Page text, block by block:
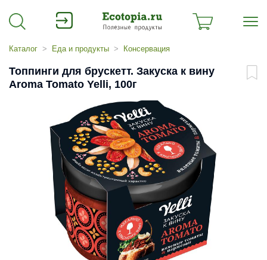
Каталог Еда и продукты Консервация
Топпинги для брускетт. Закуска к вину
Aroma Tomato Yelli, 100г